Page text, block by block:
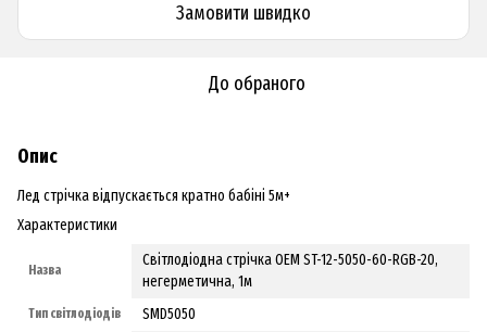
Замовити швидко
До обраного
Опис
Лед стрічка відпускається кратно бабіні 5м+
Характеристики
Назва
Світлодіодна стрічка OEM ST-12-5050-60-RGB-20,
негерметична, 1м
Тип світлодіодів SMD5050